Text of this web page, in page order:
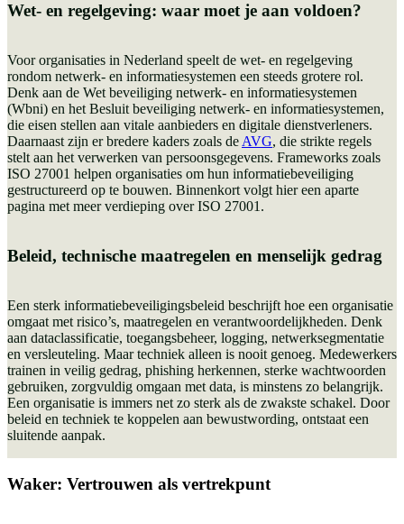
Wet- en regelgeving: waar moet je aan voldoen?
Voor organisaties in Nederland speelt de wet- en regelgeving
rondom netwerk- en informatiesystemen een steeds grotere rol.
Denk aan de Wet beveiliging netwerk- en informatiesystemen
(Wbni) en het Besluit beveiliging netwerk- en informatiesystemen,
die eisen stellen aan vitale aanbieders en digitale dienstverleners.
Daarnaast zijn er bredere kaders zoals de AVG, die strikte regels
stelt aan het verwerken van persoonsgegevens. Frameworks zoals
ISO 27001 helpen organisaties om hun informatiebeveiliging
gestructureerd op te bouwen. Binnenkort volgt hier een aparte
pagina met meer verdieping over ISO 27001.
Beleid, technische maatregelen en menselijk gedrag
Een sterk informatiebeveiligingsbeleid beschrijft hoe een organisatie
omgaat met risico’s, maatregelen en verantwoordelijkheden. Denk
aan dataclassificatie, toegangsbeheer, logging, netwerksegmentatie
en versleuteling. Maar techniek alleen is nooit genoeg. Medewerkers
trainen in veilig gedrag, phishing herkennen, sterke wachtwoorden
gebruiken, zorgvuldig omgaan met data, is minstens zo belangrijk.
Een organisatie is immers net zo sterk als de zwakste schakel. Door
beleid en techniek te koppelen aan bewustwording, ontstaat een
sluitende aanpak.
Waker: Vertrouwen als vertrekpunt